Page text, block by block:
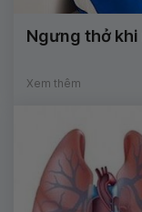
Ngưng thở khi
Xem thêm